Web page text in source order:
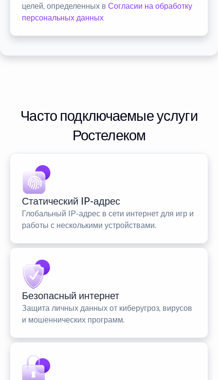
целей, определенных в Согласии на обработку
персональных данных
Часто подключаемые услуги
Ростелеком
Статический IP-адрес
Глобальный IP-адрес в сети интернет для игр и
работы с несколькими устройствами.
Безопасный интернет
Защита личных данных от киберугроз, вирусов
и мошеннических программ.